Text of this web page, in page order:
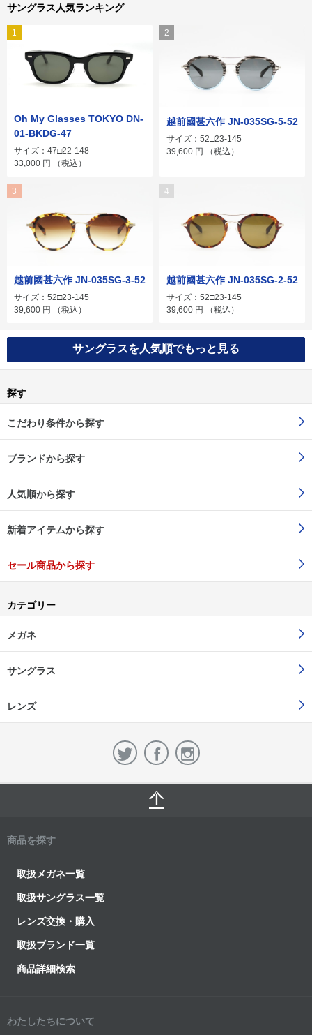
サングラス人気ランキング
1
Oh My Glasses TOKYO DN-
01-BKDG-47
サイズ：47□22-148
33,000 円 （税込）
2
越前國甚六作 JN-035SG-5-52
サイズ：52□23-145
39,600 円 （税込）
3
越前國甚六作 JN-035SG-3-52
サイズ：52□23-145
39,600 円 （税込）
4
越前國甚六作 JN-035SG-2-52
サイズ：52□23-145
39,600 円 （税込）
サングラスを人気順でもっと見る
探す
こだわり条件から探す
ブランドから探す
人気順から探す
新着アイテムから探す
セール商品から探す
カテゴリー
メガネ
サングラス
レンズ
商品を探す
取扱メガネ一覧
取扱サングラス一覧
レンズ交換・購入
取扱ブランド一覧
商品詳細検索
わたしたちについて